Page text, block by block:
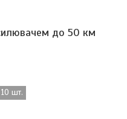
до 50 км
шт.